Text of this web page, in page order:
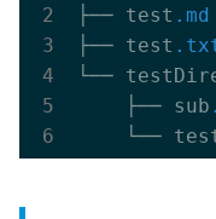
├── test .md
├── test
└──
    ├── sub
└──